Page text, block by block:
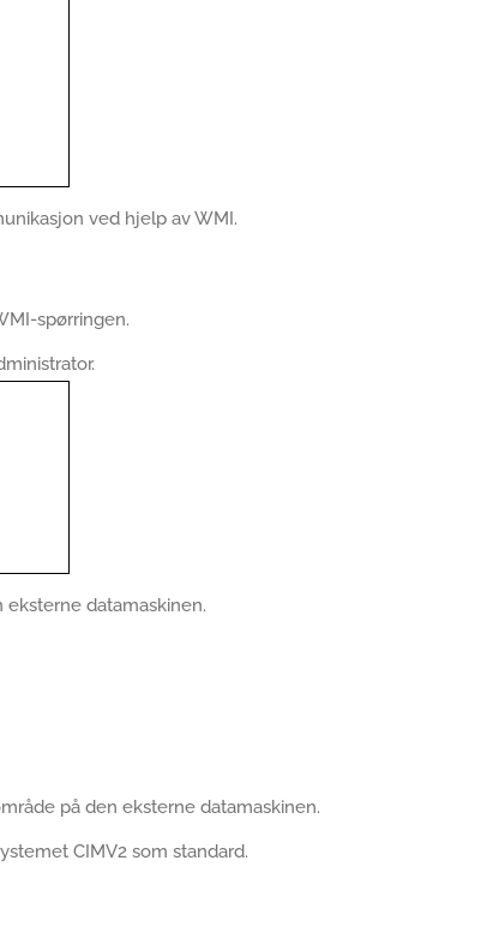
ved hjelp av WMI.
spørringen.
datamaskinen.
på den eksterne datamaskinen.
CIMV2 som standard.